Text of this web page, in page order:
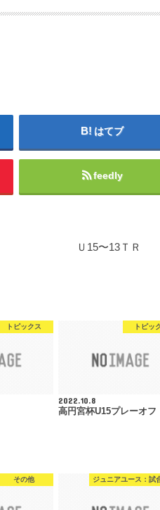
はてブ
feedly
Ｕ15〜13ＴＲ
トピックス トピッ
2022.10.8
高円宮杯U15プレーオフ
その他 ジュニアユース：試